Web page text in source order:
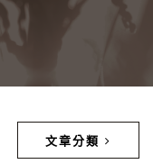
文章分類